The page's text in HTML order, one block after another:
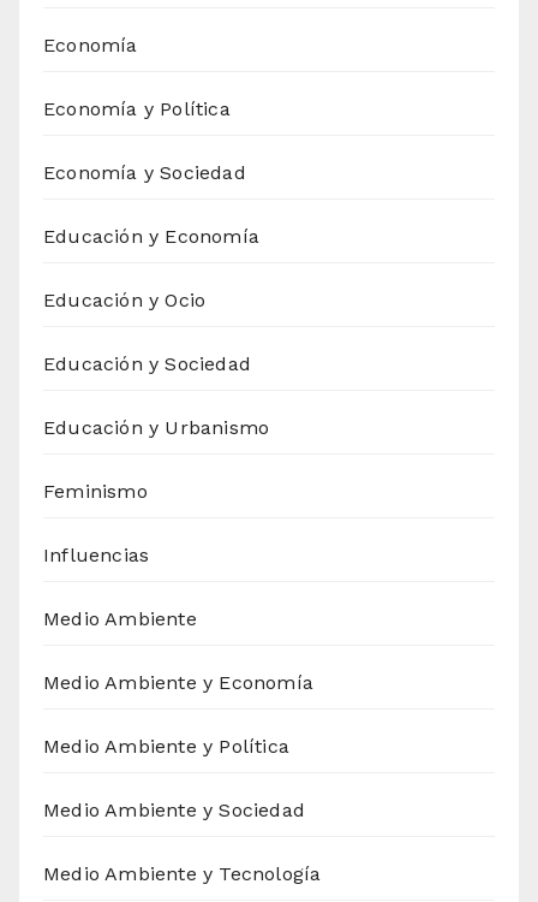
Economía
Economía y Política
Economía y Sociedad
Educación y Economía
Educación y Ocio
Educación y Sociedad
Educación y Urbanismo
Feminismo
Influencias
Medio Ambiente
Medio Ambiente y Economía
Medio Ambiente y Política
Medio Ambiente y Sociedad
Medio Ambiente y Tecnología